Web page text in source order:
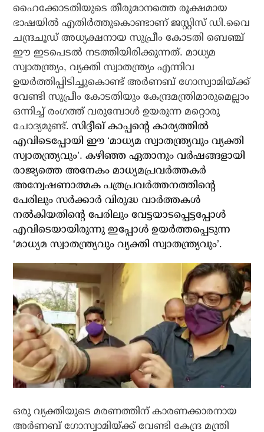
ഹൈക്കോടതിയുടെ തീരുമാനത്തെ രൂക്ഷമായ
ഭാഷയില്‍ എതിര്‍ത്തുകൊണ്ടാണ് ജസ്റ്റിസ് ഡി.വൈ
ചന്ദ്രചൂഡ് അധ്യക്ഷനായ സുപ്രീം കോടതി ബെഞ്ച്
ഈ ഇടപെടല്‍ നടത്തിയിരിക്കുന്നത്. മാധ്യമ
സ്വാതന്ത്ര്യം, വ്യക്തി സ്വാതന്ത്ര്യം എന്നിവ
ഉയര്‍ത്തിപ്പിടിച്ചുകൊണ്ട് അര്‍ണബ് ഗോസ്വാമിയ്ക്ക്
വേണ്ടി സുപ്രീം കോടതിയും കേന്ദ്രമന്ത്രിമാരുമെല്ലാം
ഒന്നിച്ച് രംഗത്ത് വരുമ്പോള്‍ ഉയരുന്ന മറ്റൊരു
ചോദ്യമുണ്ട്.സിദ്ദീഖ് കാപ്പന്റെ കാര്യത്തില്‍
എവിടെപ്പോയി ഈ ‘മാധ്യമ സ്വാതന്ത്ര്യവും വ്യക്തി
സ്വാതന്ത്ര്യവും’. കഴിഞ്ഞ ഏതാനും വര്‍ഷങ്ങളായി
രാജ്യത്തെ അനേകം മാധ്യമപ്രവര്‍ത്തകര്‍
അന്വേഷണാത്മക പത്രപ്രവര്‍ത്തനത്തിന്റെ
പേരിലും സര്‍ക്കാര്‍ വിരുദ്ധ വാര്‍ത്തകള്‍
നല്‍കിയതിന്റെ പേരിലും വേട്ടയാടപ്പെട്ടപ്പോള്‍
എവിടെയായിരുന്നു ഇപ്പോള്‍ ഉയര്‍ത്തപ്പെടുന്ന
‘മാധ്യമ സ്വാതന്ത്ര്യവും വ്യക്തി സ്വാതന്ത്ര്യവും’.
ഒരു വ്യക്തിയുടെ മരണത്തിന് കാരണക്കാരനായ
അര്‍ണബ് ഗോസ്വാമിയ്ക്ക് വേണ്ടി കേന്ദ്ര മന്ത്രി